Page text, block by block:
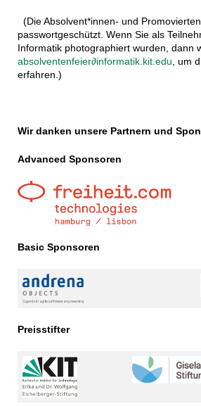
(Die Absolvent*innen- und
passwortgeschützt. Wenn Sie als
Informatik photographiert wurden, dann
absolventenfeier∂informatik.kit.edu , um
erfahren.)
Wir danken unsere Partnern und
Advanced Sponsoren
Basic Sponsoren
Preisstifter